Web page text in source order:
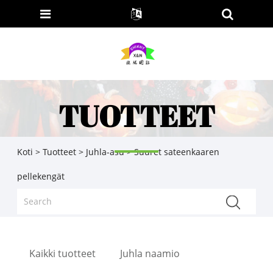
TUOTTEET
Koti > Tuotteet> Juhla-asu> Suuret sateenkaaren
pellekengät
Kaikki tuotteet Juhla naamio